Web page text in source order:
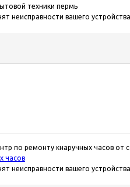
техники пермь
неисправности вашего
по ремонту кнаручных часов от
часов
неисправности вашего